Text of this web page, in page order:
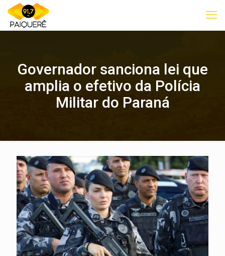
Governador sanciona lei que
amplia o efetivo da Polícia
Militar do Paraná